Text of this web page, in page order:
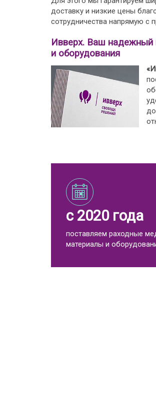
доставку и низкие цены
сотрудничества напрямую с
Ивверх. Ваш надежный
и оборудования
с 2020 года
поставляем раходные
материалы и